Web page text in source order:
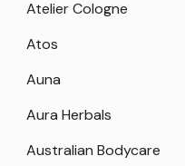
Atelier Cologne
Atos
Auna
Aura Herbals
Australian Bodycare